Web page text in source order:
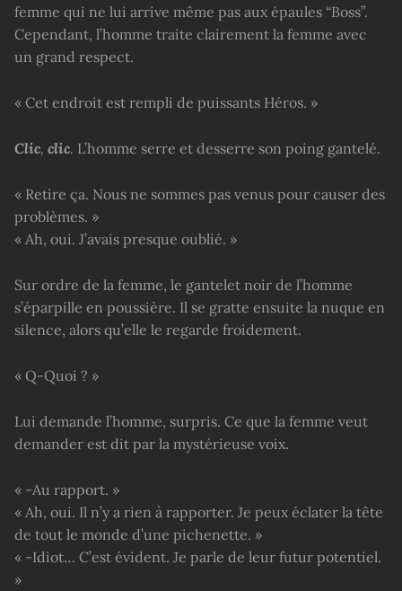
femme qui ne lui arrive même pas aux épaules “Boss”.
Cependant, l’homme traite clairement la femme avec
un grand respect.
« Cet endroit est rempli de puissants Héros. »
Clic, clic. L’homme serre et desserre son poing gantelé.
« Retire ça. Nous ne sommes pas venus pour causer des
problèmes. »
« Ah, oui. J’avais presque oublié. »
Sur ordre de la femme, le gantelet noir de l’homme
s’éparpille en poussière. Il se gratte ensuite la nuque en
silence, alors qu’elle le regarde froidement.
« Q-Quoi ? »
Lui demande l’homme, surpris. Ce que la femme veut
demander est dit par la mystérieuse voix.
« -Au rapport. »
« Ah, oui. Il n’y a rien à rapporter. Je peux éclater la tête
de tout le monde d’une pichenette. »
« -Idiot… C’est évident. Je parle de leur futur potentiel.
»